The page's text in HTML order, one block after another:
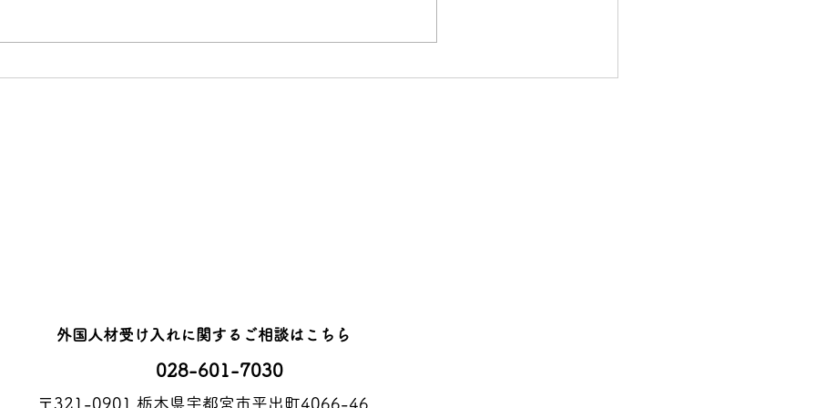
【宇都宮市】技能実習生 最後
​外国人材受け入れに関するご相談はこちら
028-601-7030
〒321-0901 栃木県宇都宮市平出町4066-46